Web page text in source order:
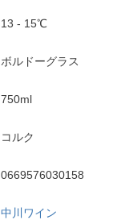
13 - 15℃
ボルドーグラス
750ml
コルク
0669576030158
中川ワイン